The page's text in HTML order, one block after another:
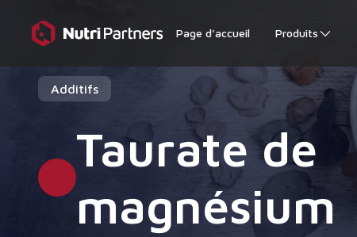
Page d’accueil Produits
Additifs
Taurate de
magnésium